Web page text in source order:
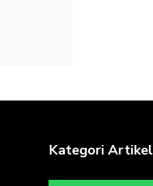
Kategori